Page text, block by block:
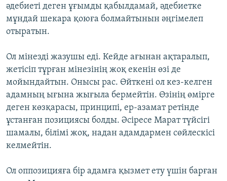
әдебиеті деген ұғымды қабылдамай, әдебиетке
мұндай шекара қоюға болмайтынын әңгімелеп
отыратын.
Ол мінезді жазушы еді. Кейде ағынан ақтаралып,
жетісіп тұрған мінезінің жоқ екенін өзі де
мойындайтын. Онысы рас. Өйткені ол кез-келген
адамның ығына жығыла бермейтін. Өзінің өмірге
деген көзқарасы, принципі, ер-азамат ретінде
ұстанған позициясы болды. Әсіресе Марат түйсігі
шамалы, білімі жоқ, надан адамдармен сөйлескісі
келмейтін.
Ол оппозицияға бір адамға қызмет ету үшін барған